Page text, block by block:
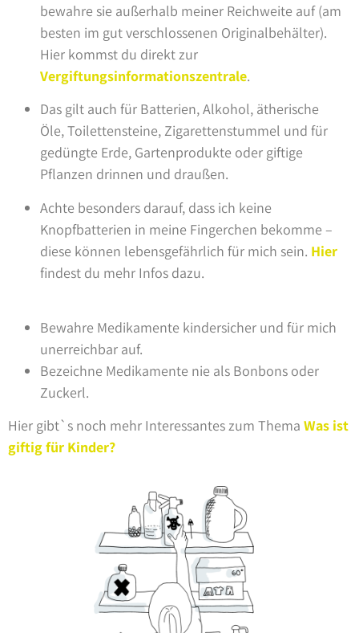
bewahre sie außerhalb meiner Reichweite auf (am
besten im gut verschlossenen Originalbehälter).
Hier kommst du direkt zur
Vergiftungsinformationszentrale.
Das gilt auch für Batterien, Alkohol, ätherische
Öle, Toilettensteine, Zigarettenstummel und für
gedüngte Erde, Gartenprodukte oder giftige
Pflanzen drinnen und draußen.
Achte besonders darauf, dass ich keine
Knopfbatterien in meine Fingerchen bekomme –
diese können lebensgefährlich für mich sein. Hier
findest du mehr Infos dazu.
Bewahre Medikamente kindersicher und für mich
unerreichbar auf.
Bezeichne Medikamente nie als Bonbons oder
Zuckerl.
Hier gibt`s noch mehr Interessantes zum Thema Was ist
giftig für Kinder?